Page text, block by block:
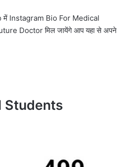
में Instagram Bio For Medical
Doctor मिल जायेंगे आप यहा से अपने
Students